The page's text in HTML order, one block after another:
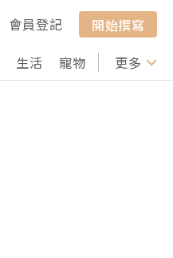
會員登記
開始撰寫
生活 寵物 行山 打卡
更多